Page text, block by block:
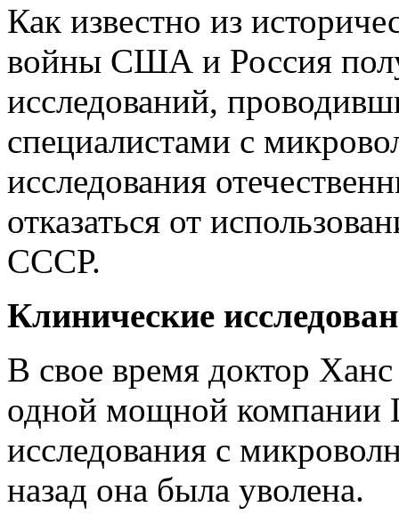
Как известно из
войны США и Россия
исследований,
специалистами с
исследования
отказаться от
СССР.
Клинические
В свое время доктор
одной мощной компании
исследования с
назад она была уволена.